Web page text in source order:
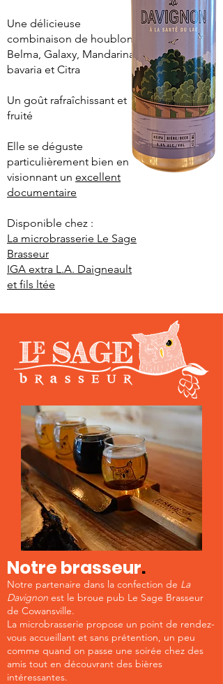
Une délicieuse
combinaison de houblons
Belma, Galaxy, Mandarina
bavaria et Citra
Un goût rafraîchissant et
fruité
Elle se déguste
particulièrement bien en
visionnant un excellent
documentaire
Disponible chez :
La microbrasserie Le Sage
Brasseur
IGA extra L.A. Daigneault
et fils ltée
Notre brasseur.
Notre partenaire dans la confection de La
Davignon est le broue pub Le Sage Brasseur
de Cowansville.
La microbrasserie propose un point de rendez-
vous accueillant et sans prétention, un peu
comme quand on passe une soirée chez des
amis tout en découvrant des bières
intéressantes.